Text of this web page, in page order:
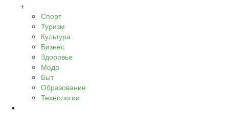
+
Спорт
Туризм
Культура
Бизнес
Здоровье
Мода
Быт
Образование
Технологии